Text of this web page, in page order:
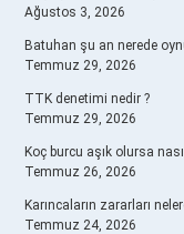
Ağustos 3, 2026
Batuhan şu an nerede
Temmuz 29, 2026
TTK denetimi nedir ?
Temmuz 29, 2026
Koç burcu aşık olursa
Temmuz 26, 2026
Karıncaların zararları
Temmuz 24, 2026